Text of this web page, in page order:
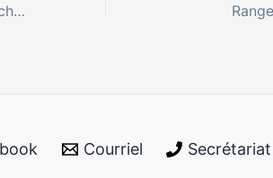
Journée des bénévoles à Longchamp
Courriel Secrétariat